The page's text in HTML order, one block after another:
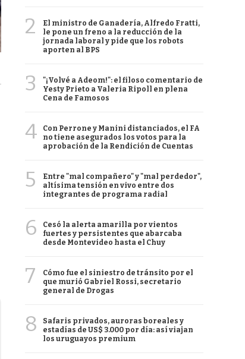
2
El ministro de Ganadería, Alfredo Fratti,
le pone un freno a la reducción de la
jornada laboral y pide que los robots
aporten al BPS
3
"¡Volvé a Adeom!": el filoso comentario de
Yesty Prieto a Valeria Ripoll en plena
Cena de Famosos
4
Con Perrone y Manini distanciados, el FA
no tiene asegurados los votos para la
aprobación de la Rendición de Cuentas
5
Entre "mal compañero" y "mal perdedor",
altísima tensión en vivo entre dos
integrantes de programa radial
6
Cesó la alerta amarilla por vientos
fuertes y persistentes que abarcaba
desde Montevideo hasta el Chuy
7
Cómo fue el siniestro de tránsito por el
que murió Gabriel Rossi, secretario
general de Drogas
8
Safaris privados, auroras boreales y
estadías de US$ 3.000 por día: así viajan
los uruguayos premium